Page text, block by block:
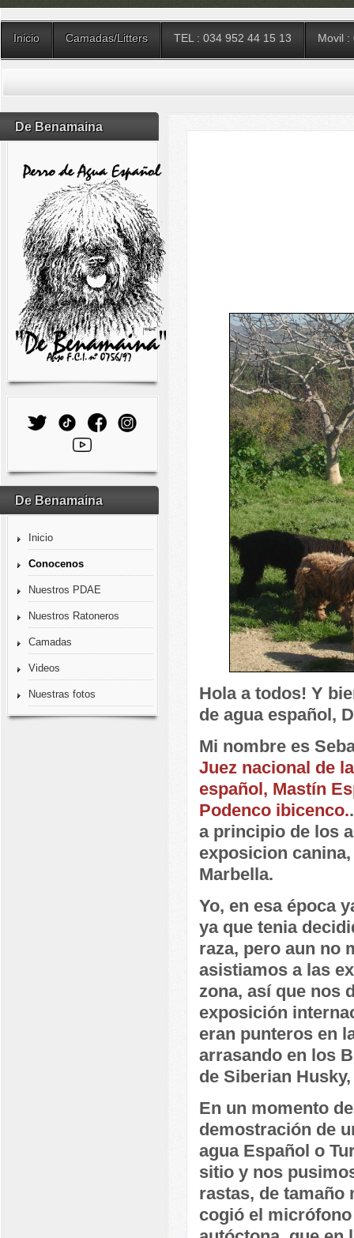
Inicio Camadas/Litters TEL : 034 952 44 15 13 Movil :
De Benamaina
De Benamaina
Inicio
Conocenos
Nuestros PDAE
Nuestros Ratoneros
Camadas
Videos
Nuestras fotos
Hola a todos! Y
de agua español,
Mi nombre es
Juez nacional de
español, Mastín
Podenco ibicenco.
a principio de los
exposicion
Marbella.
Yo, en esa época
ya que tenia
raza, pero aun no
asistiamos a las
zona, así que nos
exposición
eran punteros en
arrasando en los
de Siberian
En un momento
demostración de
agua Español o
sitio y nos
rastas, de tamaño
cogió el